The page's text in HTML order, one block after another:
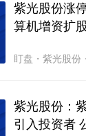
紫光股份涨
算机增资扩
盯盘 ・紫光股份 ・
紫光股份：
引入投资者